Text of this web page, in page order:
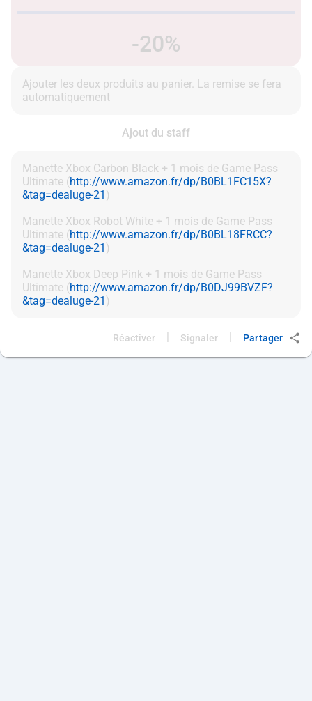
-20%
Ajouter les deux produits au panier. La remise se fera
Ajout du staff
Manette Xbox Carbon Black + 1 mois de Game Pass
Ultimate (http://www.amazon.fr/dp/B0BL1FC15X?
&tag=dealuge-21 )
Manette Xbox Robot White + 1 mois de Game Pass
Ultimate (http://www.amazon.fr/dp/B0BL18FRCC?
&tag=dealuge-21 )
Manette Xbox Deep Pink + 1 mois de Game Pass
Ultimate (http://www.amazon.fr/dp/B0DJ99BVZF?
&tag=dealuge-21
Réactiver Signaler Partager